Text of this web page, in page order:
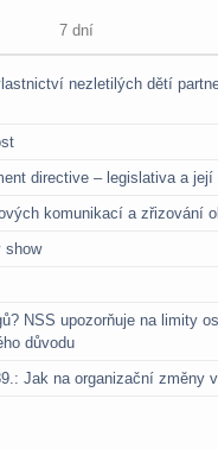
7 dní
nezletilých dětí
directive – legislativa a její
komunikací a zřizování
show
NSS upozorňuje na limity
důvodu
Jak na organizační změny